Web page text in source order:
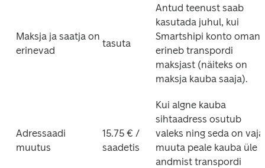
Maksja ja saatja on
erinevad
tasuta
Antud teenust saab
kasutada juhul, kui
Smartshipi konto
erineb transpordi
maksjast (näiteks on
maksja kauba saaja).
Adressaadi
muutus
15.75 € /
saadetis
Kui algne kauba
sihtaadress osutub
valeks ning seda on vaja
muuta peale kauba üle
andmist transpordi